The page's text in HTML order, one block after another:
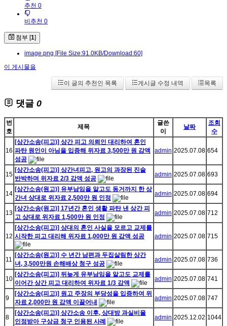
추천 0
비추천 0
첨부 [1]
image.png [File Size:91.0KB/Download:60]
이 게시물을
이 글의 추천인 목록 게시글 수정 내역 목록
댓글 0
번
호
제목
글쓴
이
날짜
조회
수
16
[상간소송(피고)] 상간 피고 의뢰인 대리하여 혼인
파탄 원인이 아님을 입증해 위자료 3,500만 원 감액
성공
admin 2025.07.08 654
15
[상간소송(피고)] 상간녀피고, 원고의 과장된 진술
반박하며 위자료 2/3 감액 성공
admin 2025.07.08 693
14
[상간소송(원고)] 유부남임을 알고도 동거까지 한 상
간녀 상대로 위자료 2,500만 원 인정
admin 2025.07.08 694
13
[상간소송(원고)] 17년간 혼인 생활 파탄 낸 상간 피
고 상대로 위자료 1,500만 원 인정
admin 2025.07.08 712
12
[상간소송(피고)] 상대의 혼인 사실을 모르고 교제를
시작한 피고 대리해 위자료 1,000만 원 감액 성공
admin 2025.07.08 715
11
[상간소송(원고)] 수 년간 남편과 두집살림한 상간
녀, 3,500만원 손해배상 청구 성공
admin 2025.07.08 736
10
[상간소송(피고)] 뒤늦게 유부남임을 알고도 교제를
이어간 상간 피고 대리하여 위자료 1/3 감액
admin 2025.07.08 741
9
[상간소송(피고)] 원고 주장의 부당성을 입증하여 위
자료 2,000만 원 감액 이끌어내
admin 2025.07.08 747
8
[상간소송(피고)] 상간소송 이후, 상대방 과실비율
인정받아 구상금 청구 인용된 사례
admin 2025.12.02 1044